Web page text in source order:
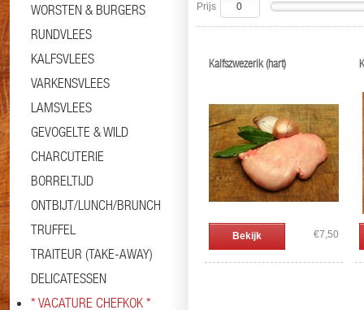
WORSTEN & BURGERS
RUNDVLEES
KALFSVLEES
VARKENSVLEES
LAMSVLEES
GEVOGELTE & WILD
CHARCUTERIE
BORRELTIJD
ONTBIJT/LUNCH/BRUNCH
TRUFFEL
TRAITEUR (TAKE-AWAY)
DELICATESSEN
* VACATURE CHEFKOK *
Prijs
Kalfszwezerik (hart)
Bekijk €7,50